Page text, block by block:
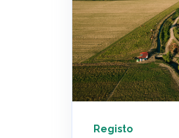
Registo